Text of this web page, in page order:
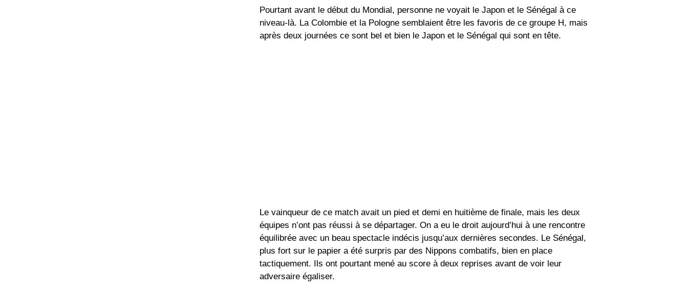
Pourtant avant le début du Mondial, personne ne voyait le Japon et le Sénégal à ce
niveau-là. La Colombie et la Pologne semblaient être les favoris de ce groupe H, mais
après deux journées ce sont bel et bien le Japon et le Sénégal qui sont en tête.
Le vainqueur de ce match avait un pied et demi en huitième de finale, mais les deux
équipes n’ont pas réussi à se départager. On a eu le droit aujourd’hui à une rencontre
équilibrée avec un beau spectacle indécis jusqu’aux dernières secondes. Le Sénégal,
plus fort sur le papier a été surpris par des Nippons combatifs, bien en place
tactiquement. Ils ont pourtant mené au score à deux reprises avant de voir leur
adversaire égaliser.